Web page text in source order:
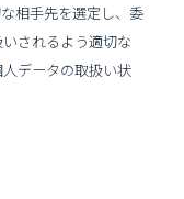
相手先を選定し、委
されるよう適切な
データの取扱い状